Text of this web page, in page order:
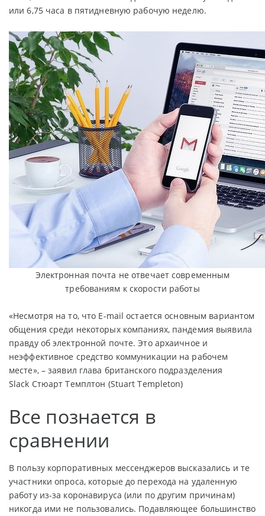
или 6,75 часа в пятидневную рабочую неделю.
Электронная почта не отвечает современным
требованиям к скорости работы
«Несмотря на то, что E-mail остается основным вариантом
общения среди некоторых компаниях, пандемия выявила
правду об электронной почте. Это архаичное и
неэффективное средство коммуникации на рабочем
месте», – заявил глава британского подразделения
Slack Стюарт Темплтон (Stuart Templeton)
Все познается в
сравнении
В пользу корпоративных мессенджеров высказались и те
участники опроса, которые до перехода на удаленную
работу из-за коронавируса (или по другим причинам)
никогда ими не пользовались. Подавляющее большинство